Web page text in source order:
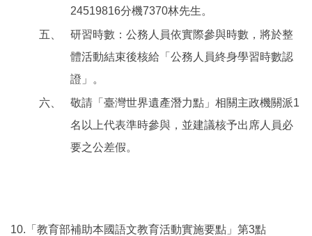
24519816分機7370林先生。
五、
研習時數：公務人員依實際參與時數，將於整
體活動結束後核給「公務人員終身學習時數認
證」。
六、
敬請「臺灣世界遺產潛力點」相關主政機關派1
名以上代表準時參與，並建議核予出席人員必
要之公差假。
10.「教育部補助本國語文教育活動實施要點」第3點